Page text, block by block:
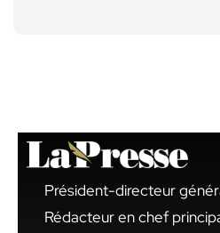
Président-directeur
Rédacteur en chef